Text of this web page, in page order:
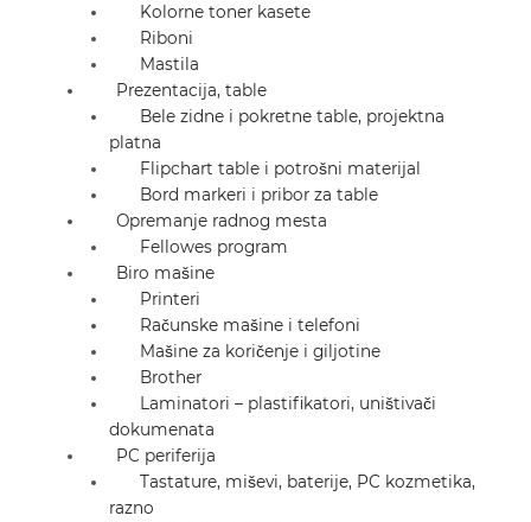
Kolorne toner kasete
Riboni
Mastila
Prezentacija, table
Bele zidne i pokretne table, projektna
platna
Flipchart table i potrošni materijal
Bord markeri i pribor za table
Opremanje radnog mesta
Fellowes program
Biro mašine
Printeri
Računske mašine i telefoni
Mašine za koričenje i giljotine
Brother
Laminatori – plastifikatori, uništivači
dokumenata
PC periferija
Tastature, miševi, baterije, PC kozmetika,
razno